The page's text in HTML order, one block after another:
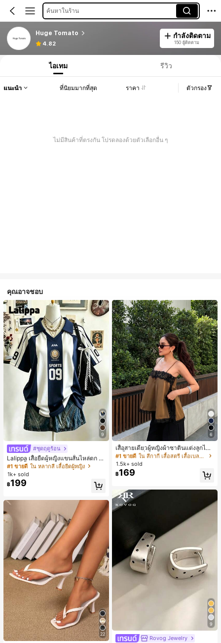
ค้นหาในร้าน
Huge Tomato
4.82
กำลังติดตาม
150 ผู้ติดตาม
ไอเทม รีวิว
แนะนำ ที่นิยมมากที่สุด ราคา ตัวกรอง
ไม่มีสินค้าที่ตรงกัน โปรดลองด้วยตัวเลือกอื่น ๆ
คุณอาจชอบ
9
#ชุดฤดูร้อน
Lalippa เสื้อยืดผู้หญิงแขนสั้นไหล่ตก ค
อวีปกเสื้อ ลายพิมพ์ดิจิทัลลายทาง สไตล์
สปอร์ตแฟชั่นมินิมอล ของขวัญสำหรับเ
พื่อน
#1 ขายดี ใน หลากสี เสื้อยืดผู้หญิง
1k+ sold
฿199
22
6
เสื้อสายเดี่ยวผู้หญิงผ้าซาตินแต่งลูกไม้
- เสื้อสายเดี่ยวฤดูร้อนสีคากีมีรอยผ่าด้า
นข้างที่น่าดึงดูดแบบสบายๆ
#1 ขายดี
ใน สีกากี เสื้อสตรี เสื้อเบลาส์ & Tee
ลูกค้ากลับมาซื้อซ้ำ!
#1 ขายดี
ใน สีกากี เสื้อสตรี เสื้อเบลาส์ & Tee
ลูกค้ากลับมาซื้อซ้ำ!
#1 ขายดี
ใน สีกากี เสื้อสตรี เสื้อเบลาส์ & Tee
ลูกค้ากลับมาซื้อซ้ำ!
#1 ขายดี
ใน สีกากี เสื้อสตรี เสื้อเบลาส์ & Tee
1.5k+ sold
฿169
9
Rovog Jewelry